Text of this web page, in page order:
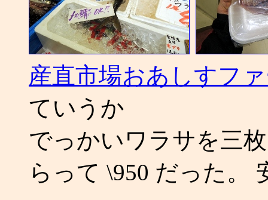
産直市場おあしすフ
ていうか
でっかいワラサを三
らって \950 だった。